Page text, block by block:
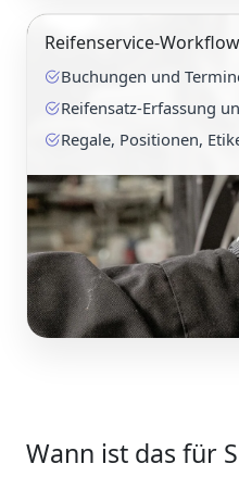
Reifenservice-
Buchungen und
Reifensatz-Erfassung
Regale, Positionen,
Wann ist das für